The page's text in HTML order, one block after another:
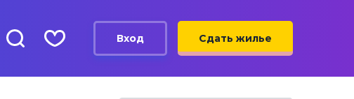
Вход Сдать жилье